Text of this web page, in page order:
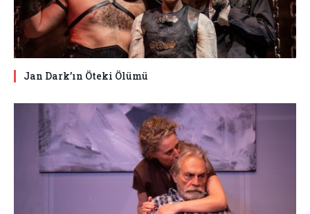
Jan Dark’ın Öteki Ölümü